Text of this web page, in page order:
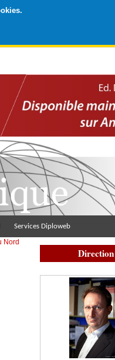
Services Diploweb
Nord
Direction